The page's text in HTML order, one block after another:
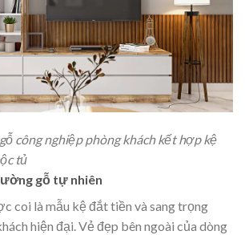
công nghiệp phòng khách kết hợp kệ
tủ
gỗ tự nhiên
coi là mẫu kệ đắt tiền và sang trọng
hiện đại. Vẻ đẹp bên ngoài của dòng